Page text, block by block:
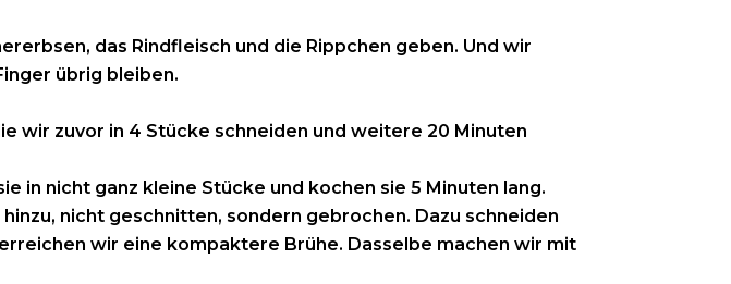
das Rindfleisch und die Rippchen geben. Und wir
übrig bleiben.
wir zuvor in 4 Stücke schneiden und weitere 20 Minuten
in nicht ganz kleine Stücke und kochen sie 5 Minuten lang.
nicht geschnitten, sondern gebrochen. Dazu schneiden
wir eine kompaktere Brühe. Dasselbe machen wir mit